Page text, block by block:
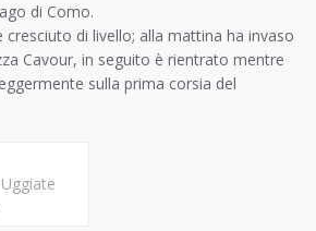
di Como.
cresciuto di livello; alla mattina ha invaso
Cavour, in seguito è rientrato mentre
sulla prima corsia del